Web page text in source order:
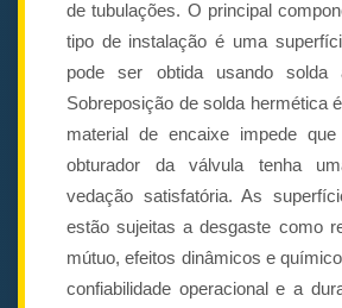
de tubulações. O principal
tipo de instalação é uma
pode ser obtida usando solda
Sobreposição de solda hermética
material de encaixe impede
obturador da válvula tenha
vedação satisfatória. As
estão sujeitas a desgaste como
mútuo, efeitos dinâmicos e
confiabilidade operacional e a